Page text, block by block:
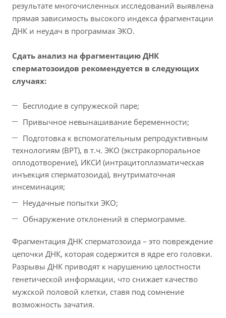
результате многочисленных исследований выявлена
прямая зависимость высокого индекса фрагментации
ДНК и неудач в программах ЭКО.
Сдать анализ на фрагментацию ДНК
сперматозоидов рекомендуется в следующих
случаях:
Бесплодие в супружеской паре;
Привычное невынашивание беременности;
Подготовка к вспомогательным репродуктивным
технологиям (ВРТ), в т.ч. ЭКО (экстракорпоральное
оплодотворение), ИКСИ (интрацитоплазматическая
инъекция сперматозоида), внутриматочная
инсеминация;
Неудачные попытки ЭКО;
Обнаружение отклонений в спермограмме.
Фрагментация ДНК сперматозоида – это повреждение
цепочки ДНК, которая содержится в ядре его головки.
Разрывы ДНК приводят к нарушению целостности
генетической информации, что снижает качество
мужской половой клетки, ставя под сомнение
возможность зачатия.